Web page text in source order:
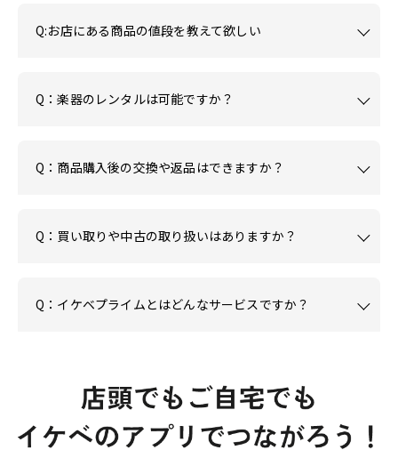
Q:お店にある商品の値段を教えて欲しい
Q：楽器のレンタルは可能ですか？
Q：商品購入後の交換や返品はできますか？
Q：買い取りや中古の取り扱いはありますか？
Q：イケベプライムとはどんなサービスですか？